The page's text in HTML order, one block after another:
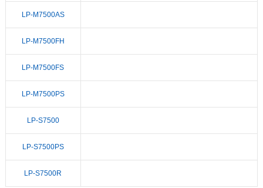
LP-M7500AS
LP-M7500FH
LP-M7500FS
LP-M7500PS
LP-S7500
LP-S7500PS
LP-S7500R